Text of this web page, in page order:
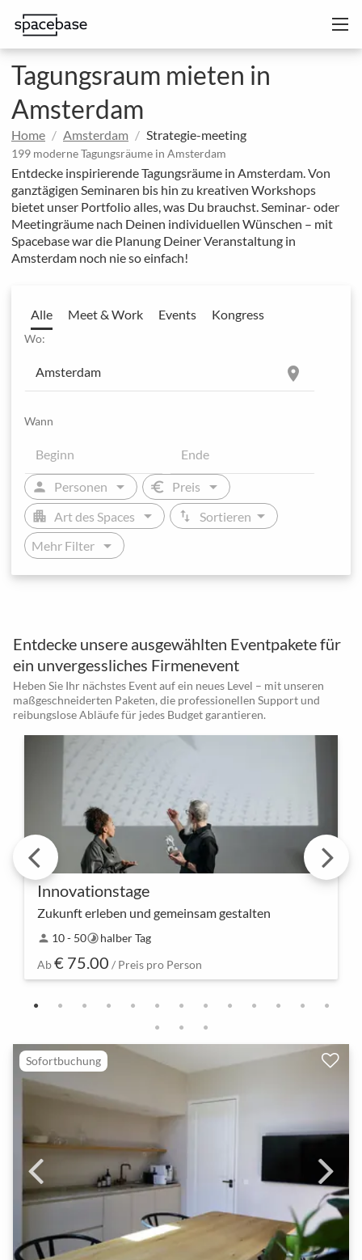
Tagungsraum mieten in
Amsterdam
Home Amsterdam Strategie-meeting
199 moderne Tagungsräume in Amsterdam
Entdecke inspirierende Tagungsräume in Amsterdam. Von
ganztägigen Seminaren bis hin zu kreativen Workshops
bietet unser Portfolio alles, was Du brauchst. Seminar- oder
Meetingräume nach Deinen individuellen Wünschen – mit
Spacebase war die Planung Deiner Veranstaltung in
Amsterdam noch nie so einfach!
Alle Meet & Work Events Kongress
Wo:
location_on
Wann
person Personen arrow_drop_down euro Preis arrow_drop_down
apartment Art des Spaces arrow_drop_down swap_vert Sortieren arrow_drop_down
Mehr Filter arrow_drop_down
Entdecke unsere ausgewählten Eventpakete für
ein unvergessliches Firmenevent
Heben Sie Ihr nächstes Event auf ein neues Level – mit unseren
maßgeschneiderten Paketen, die professionellen Support und
reibungslose Abläufe für jedes Budget garantieren.
Innovationstage
Zukunft erleben und gemeinsam gestalten
Erlebt die Zukunft der Innovation hautnah – eine
Innovationstage bietet nicht nur Inspiration,
sondern auch konkrete Einblicke und Werkzeuge,
um inno…
person 10 - 50timelapsehalber Tag
Ab€ 75.00 / Preis pro Person
Sofortbuchung